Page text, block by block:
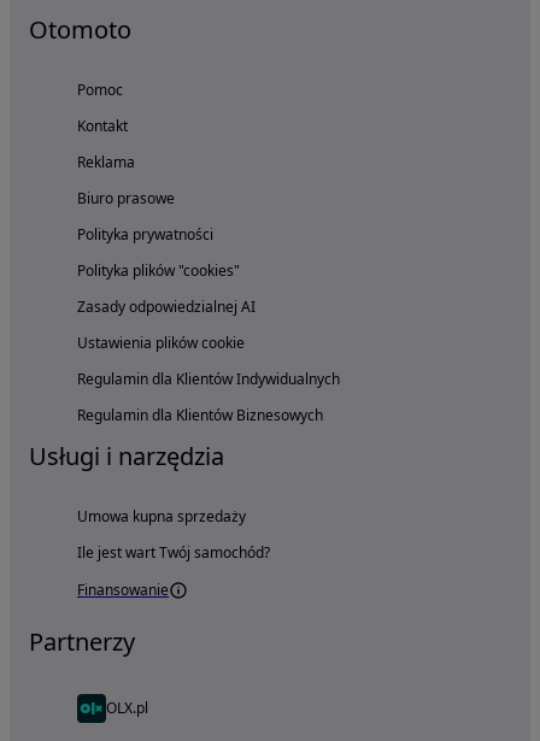
Otomoto
Pomoc
Kontakt
Reklama
Biuro prasowe
Polityka prywatności
Polityka plików "cookies"
Zasady odpowiedzialnej AI
Ustawienia plików cookie
Regulamin dla Klientów Indywidualnych
Regulamin dla Klientów Biznesowych
Usługi i narzędzia
Umowa kupna sprzedaży
Ile jest wart Twój samochód?
Finansowanie
Partnerzy
OLX.pl